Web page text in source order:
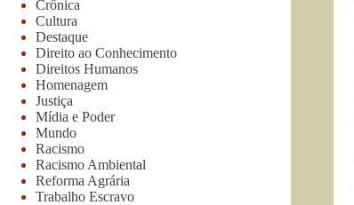
Crônica
Cultura
Destaque
Direito ao Conhecimento
Direitos Humanos
Homenagem
Justiça
Mídia e Poder
Mundo
Racismo
Racismo Ambiental
Reforma Agrária
Trabalho Escravo